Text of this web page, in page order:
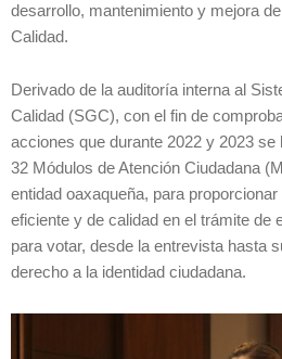
desarrollo, mantenimiento y mejora
Calidad.
Derivado de la auditoría interna al
Calidad (SGC), con el fin de
acciones que durante 2022 y 2023 se
32 Módulos de Atención Ciudadana
entidad oaxaqueña, para
eficiente y de calidad en el trámite de
para votar, desde la entrevista hasta
derecho a la identidad ciudadana.